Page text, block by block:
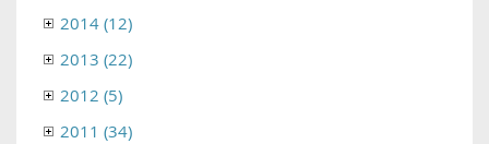
2014 (12)
2013 (22)
2012 (5)
2011 (34)